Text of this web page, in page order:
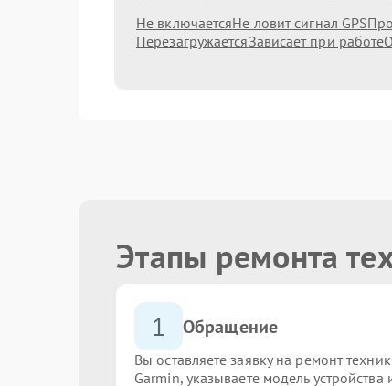
Не включаетсяНе ловит сигнал GPS
ПерезагружаетсяЗависает при работе
Этапы ремонта
1 Обращение
Вы оставляете заявку на ремонт
Garmin, указываете модель устройства